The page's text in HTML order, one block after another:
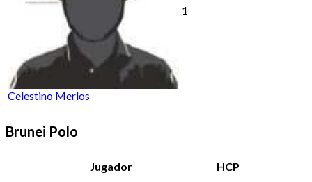
Celestino Merlos
1
Brunei Polo
Jugador HCP